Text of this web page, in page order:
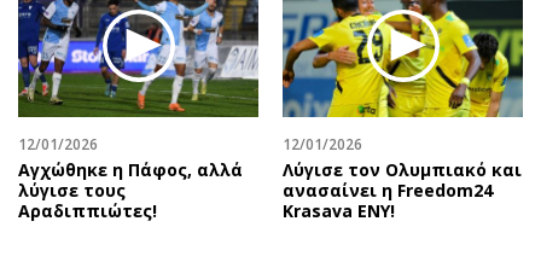
12/01/2026
Αγχώθηκε η Πάφος, αλλά
λύγισε τους
Αραδιππιώτες!
12/01/2026
Λύγισε τον Ολυμπιακό και
ανασαίνει η Freedom24
Krasava ENY!